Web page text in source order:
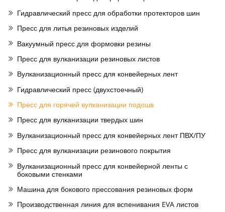
Гидравлический пресс для обработки протекторов шин
Пресс для литья резиновых изделий
Вакуумный пресс для формовки резины
Пресс для вулканизации резиновых листов
Вулканизационный пресс для конвейерных лент
Гидравлический пресс (двухстоечный)
Пресс для горячей вулканизации подошв
Пресс для вулканизации твердых шин
Вулканизационный пресс для конвейерных лент ПВХ/ПУ
Пресс для вулканизации резинового покрытия
Вулканизационный пресс для конвейерной ленты с
боковыми стенками
Машина для бокового прессования резиновых форм
Производственная линия для вспенивания EVA листов